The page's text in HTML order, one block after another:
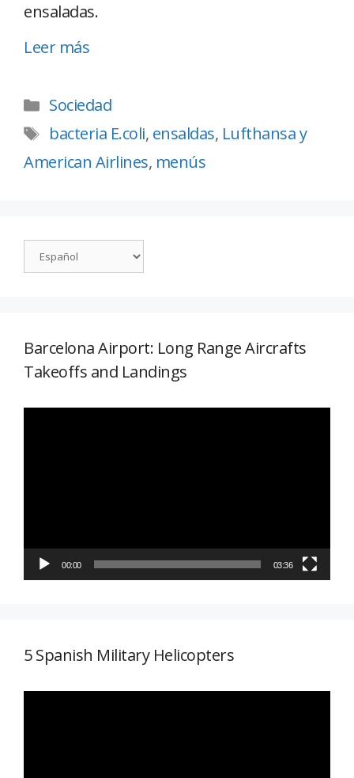
ensaladas.
Leer más
Sociedad
bacteria E.coli, ensaldas, Lufthansa y
American Airlines, menús
Barcelona Airport: Long Range Aircrafts
Takeoffs and Landings
00:00 03:36
5 Spanish Military Helicopters